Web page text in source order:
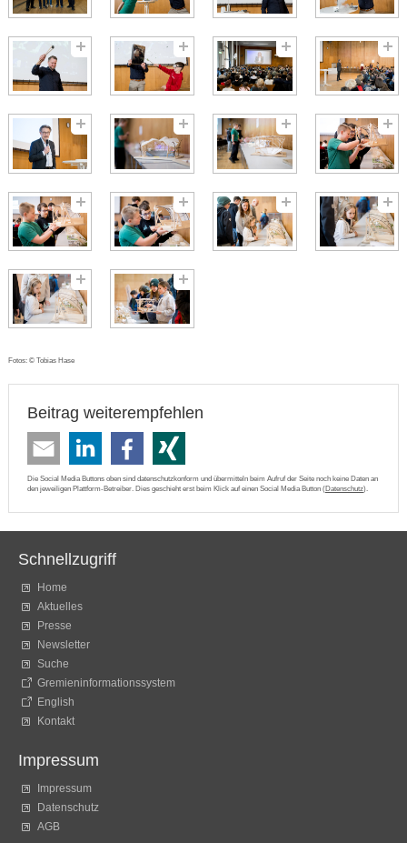
Fotos: © Tobias Hase
Beitrag weiterempfehlen
Die Social Media Buttons oben sind datenschutzkonform und übermitteln beim Aufruf der Seite noch keine Daten an
den jeweiligen Plattform-Betreiber. Dies geschieht erst beim Klick auf einen Social Media Button (Datenschutz).
Schnellzugriff
Home
Aktuelles
Presse
Newsletter
Suche
Gremieninformationssystem
English
Kontakt
Impressum
Impressum
Datenschutz
AGB